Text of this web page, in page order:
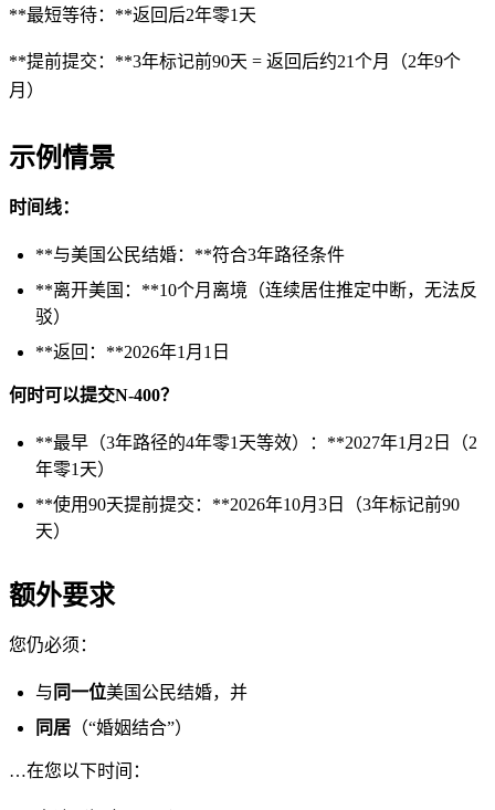
**最短等待：**返回后2年零1天
**提前提交：**3年标记前90天 = 返回后约21个月（2年9个
月）
示例情景
时间线：
**与美国公民结婚：**符合3年路径条件
**离开美国：**10个月离境（连续居住推定中断，无法反
驳）
**返回：**2026年1月1日
何时可以提交N-400？
**最早（3年路径的4年零1天等效）：**2027年1月2日（2
年零1天）
**使用90天提前提交：**2026年10月3日（3年标记前90
天）
额外要求
您仍必须：
与 同一位美国公民结婚，并
同居 （“婚姻结合”）
…在您以下时间：